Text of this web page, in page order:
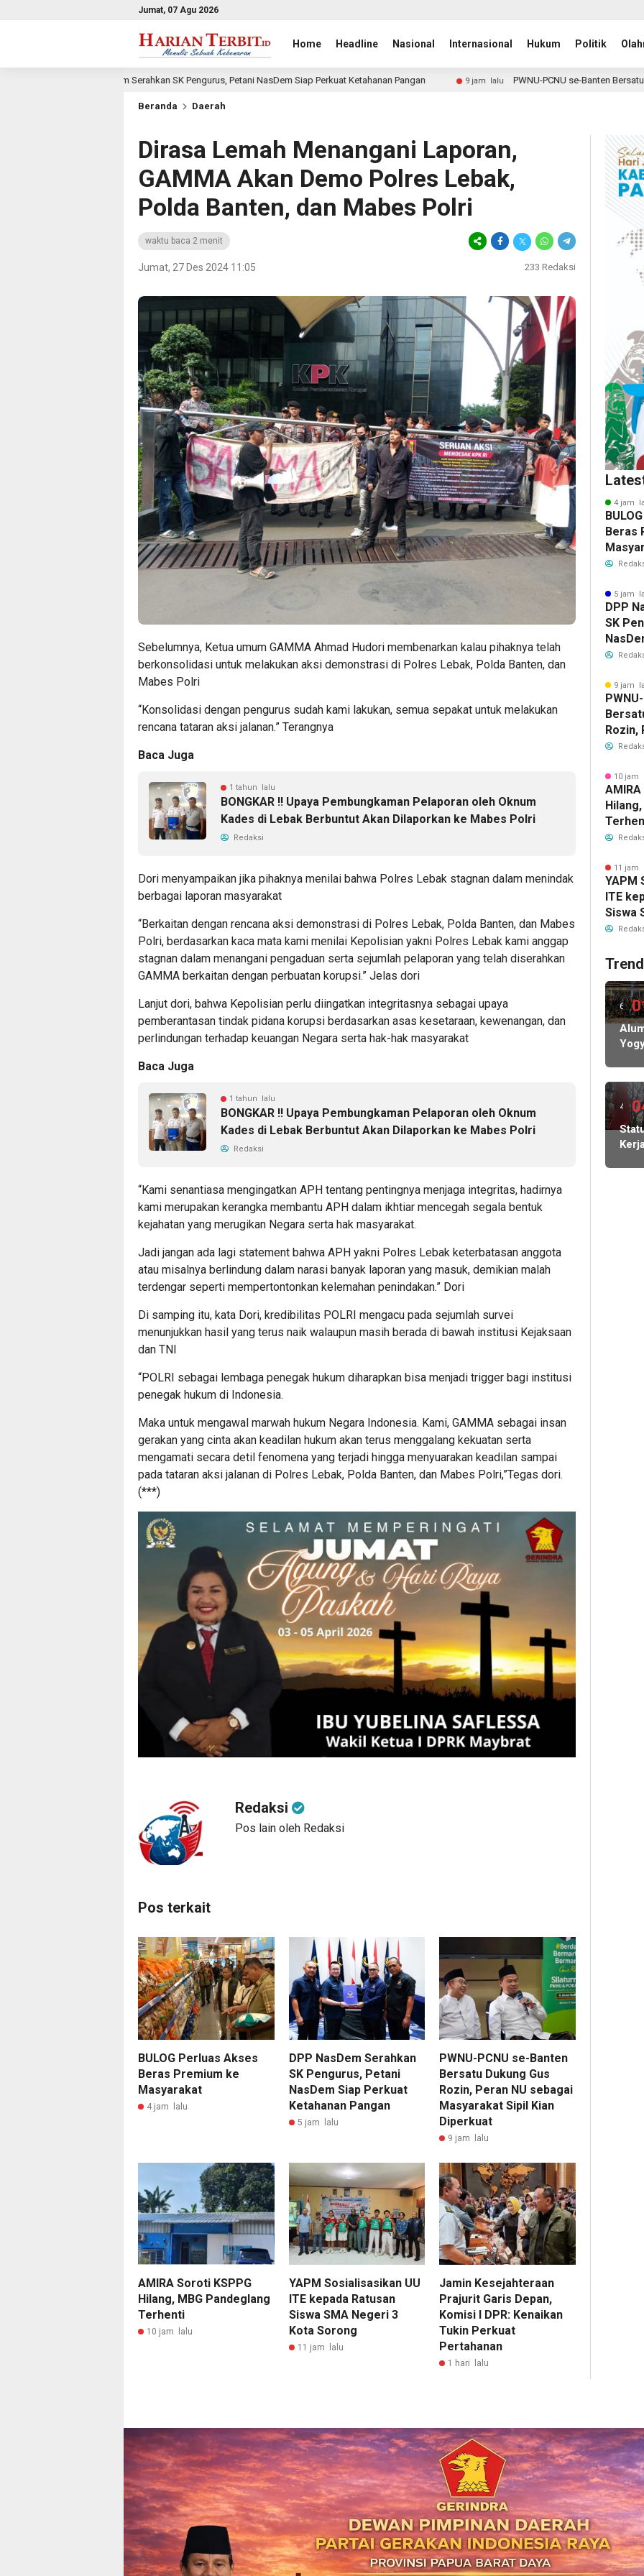
Jumat, 07 Agu 2026
Home Headline Nasional Internasional Hukum Politik
Serahkan SK Pengurus, Petani NasDem Siap Perkuat Ketahanan Pangan 9 jam lalu PWNU-PCNU se-Banten Bersatu Dukung Gus Rozin,
Beranda Daerah
Dirasa Lemah Menangani Laporan,
GAMMA Akan Demo Polres Lebak,
Polda Banten, dan Mabes Polri
waktu baca 2 menit
Jumat, 27 Des 2024 11:05 233 Redaksi
Sebelumnya, Ketua umum GAMMA Ahmad Hudori membenarkan kalau pihaknya telah
berkonsolidasi untuk melakukan aksi demonstrasi di Polres Lebak, Polda Banten, dan
Mabes Polri
“Konsolidasi dengan pengurus sudah kami lakukan, semua sepakat untuk melakukan
rencana tataran aksi jalanan.” Terangnya
Baca Juga
1 tahun lalu
BONGKAR !! Upaya Pembungkaman Pelaporan oleh Oknum
Kades di Lebak Berbuntut Akan Dilaporkan ke Mabes Polri
Redaksi
Dori menyampaikan jika pihaknya menilai bahwa Polres Lebak stagnan dalam menindak
berbagai laporan masyarakat
“Berkaitan dengan rencana aksi demonstrasi di Polres Lebak, Polda Banten, dan Mabes
Polri, berdasarkan kaca mata kami menilai Kepolisian yakni Polres Lebak kami anggap
stagnan dalam menangani pengaduan serta sejumlah pelaporan yang telah diserahkan
GAMMA berkaitan dengan perbuatan korupsi.” Jelas dori
Lanjut dori, bahwa Kepolisian perlu diingatkan integritasnya sebagai upaya
pemberantasan tindak pidana korupsi berdasarkan asas kesetaraan, kewenangan, dan
perlindungan terhadap keuangan Negara serta hak-hak masyarakat
Baca Juga
1 tahun lalu
BONGKAR !! Upaya Pembungkaman Pelaporan oleh Oknum
Kades di Lebak Berbuntut Akan Dilaporkan ke Mabes Polri
Redaksi
“Kami senantiasa mengingatkan APH tentang pentingnya menjaga integritas, hadirnya
kami merupakan kerangka membantu APH dalam ikhtiar mencegah segala bentuk
kejahatan yang merugikan Negara serta hak masyarakat.
Jadi jangan ada lagi statement bahwa APH yakni Polres Lebak keterbatasan anggota
atau misalnya berlindung dalam narasi banyak laporan yang masuk, demikian malah
terdengar seperti mempertontonkan kelemahan penindakan.” Dori
Di samping itu, kata Dori, kredibilitas POLRI mengacu pada sejumlah survei
menunjukkan hasil yang terus naik walaupun masih berada di bawah institusi Kejaksaan
dan TNI
“POLRI sebagai lembaga penegak hukum diharapkan bisa menjadi trigger bagi institusi
penegak hukum di Indonesia.
Maka untuk mengawal marwah hukum Negara Indonesia. Kami, GAMMA sebagai insan
gerakan yang cinta akan keadilan hukum akan terus menggalang kekuatan serta
mengamati secara detil fenomena yang terjadi hingga menyuarakan keadilan sampai
pada tataran aksi jalanan di Polres Lebak, Polda Banten, dan Mabes Polri,”Tegas dori.
(***)
Redaksi
Pos lain oleh Redaksi
Pos terkait
BULOG Perluas Akses
Beras Premium ke
Masyarakat
4 jam lalu
DPP NasDem Serahkan
SK Pengurus, Petani
NasDem Siap Perkuat
Ketahanan Pangan
5 jam lalu
PWNU-PCNU se-Banten
Bersatu Dukung Gus
Rozin, Peran NU sebagai
Masyarakat Sipil Kian
Diperkuat
9 jam lalu
AMIRA Soroti KSPPG
Hilang, MBG Pandeglang
Terhenti
10 jam lalu
YAPM Sosialisasikan UU
ITE kepada Ratusan
Siswa SMA Negeri 3
Kota Sorong
11 jam lalu
Jamin Kesejahteraan
Prajurit Garis Depan,
Komisi I DPR: Kenaikan
Tukin Perkuat
Pertahanan
1 hari lalu
4 jam
Beras
5 jam
DPP
SK
9 jam
Rozin,
10 jam
11 jam
YAPM
ITE
Siswa
Kota
6
hari
lalu
4
hari
lalu